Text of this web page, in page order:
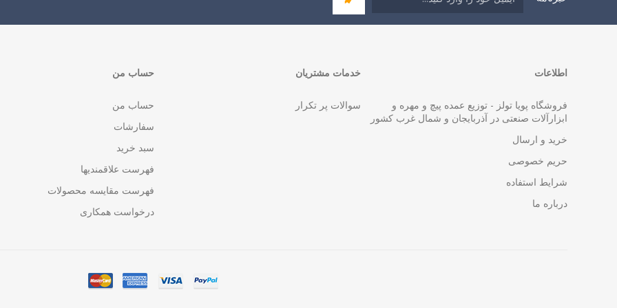
اطلاعات
فروشگاه پویا تولز - توزیع عمده پیچ و مهره و
ابزارآلات صنعتی در آذربایجان و شمال غرب کشور
خرید و ارسال
حریم خصوصی
شرایط استفاده
درباره ما
خدمات مشتریان
سوالات پر تکرار
حساب من
حساب من
سفارشات
سبد خرید
فهرست علاقمندیها
فهرست مقایسه محصولات
درخواست همکاری